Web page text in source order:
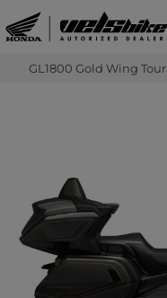
GL1800 Gold Wing Tour